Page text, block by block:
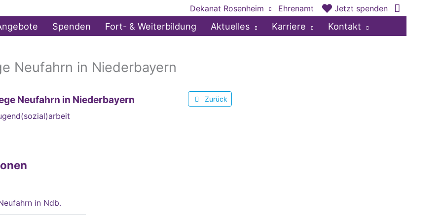
Dekanat Rosenheim Ehrenamt Jetzt spenden
Spenden Fort- & Weiterbildung Aktuelles Karriere Kontakt
Neufahrn in Niederbayern
Neufahrn in Niederbayern Zurück
in Ndb.